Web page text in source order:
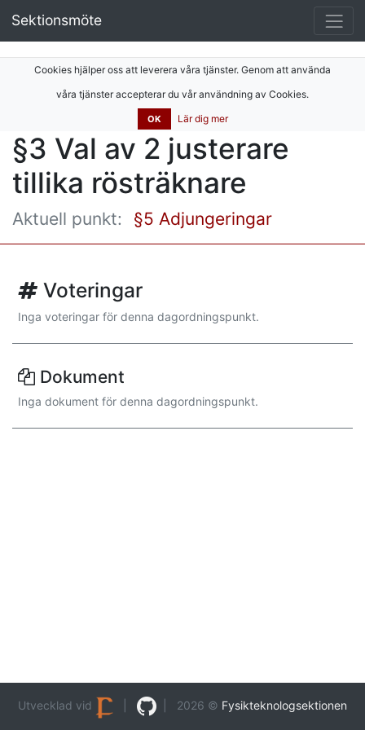
Cookies hjälper oss att leverera våra tjänster. Genom att använda
våra tjänster accepterar du vår användning av Cookies.
OK Lär dig mer
Sektionsmöte
§3 Val av 2 justerare
tillika rösträknare
Aktuell punkt: §5 Adjungeringar
Voteringar
Inga voteringar för denna dagordningspunkt.
Dokument
Inga dokument för denna dagordningspunkt.
Utvecklad vid | 2026 © Fysikteknologsektionen